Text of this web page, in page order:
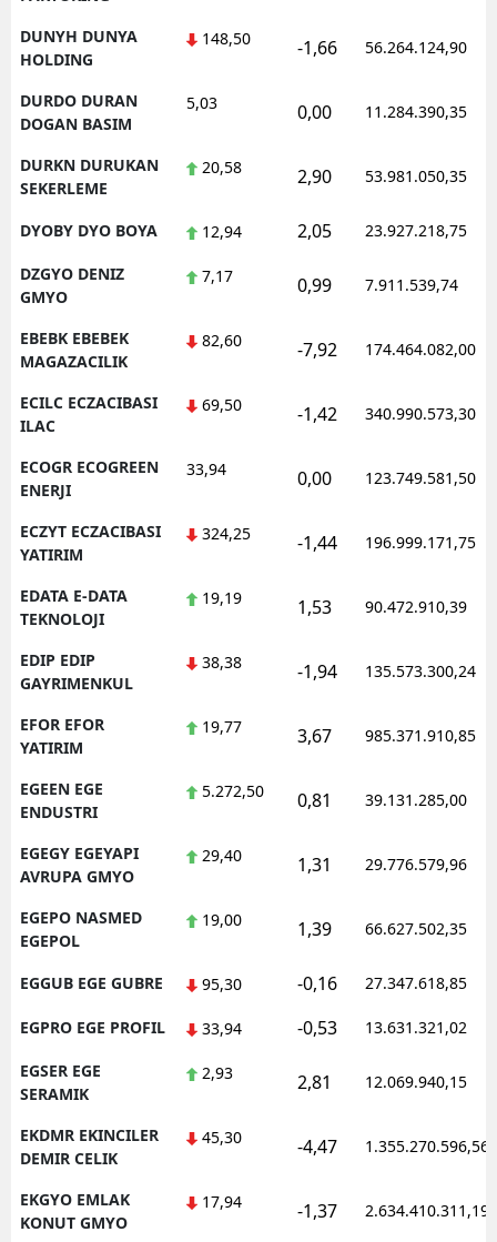
DUNYH DUNYA
HOLDING
148,50 -1,66 56.264.124,90
DURDO DURAN
DOGAN BASIM
5,03 0,00 11.284.390,35
DURKN DURUKAN
SEKERLEME
20,58 2,90 53.981.050,35
DYOBY DYO BOYA 12,94 2,05 23.927.218,75
DZGYO DENIZ
GMYO
7,17 0,99 7.911.539,74
EBEBK EBEBEK
MAGAZACILIK
82,60 -7,92 174.464.082,00
ECILC ECZACIBASI
ILAC
69,50 -1,42 340.990.573,30
ECOGR ECOGREEN
ENERJI
33,94 0,00 123.749.581,50
ECZYT ECZACIBASI
YATIRIM
324,25 -1,44 196.999.171,75
EDATA E-DATA
TEKNOLOJI
19,19 1,53 90.472.910,39
EDIP EDIP
GAYRIMENKUL
38,38 -1,94 135.573.300,24
EFOR EFOR
YATIRIM
19,77 3,67 985.371.910,85
EGEEN EGE
ENDUSTRI
5.272,50 0,81 39.131.285,00
EGEGY EGEYAPI
AVRUPA GMYO
29,40 1,31 29.776.579,96
EGEPO NASMED
EGEPOL
19,00 1,39 66.627.502,35
EGGUB EGE GUBRE 95,30 -0,16 27.347.618,85
EGPRO EGE PROFIL 33,94 -0,53 13.631.321,02
EGSER EGE
SERAMIK
2,93 2,81 12.069.940,15
EKDMR EKINCILER
DEMIR CELIK
45,30 -4,47 1.355.270.596,56
EKGYO EMLAK
KONUT GMYO
17,94 -1,37 2.634.410.311,19